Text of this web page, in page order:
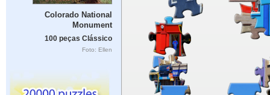
Colorado National
Monument
100 peças Clássico
Foto: Ellen